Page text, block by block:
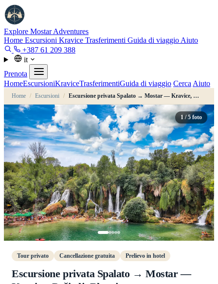
Explore MostarAdventures
Home Escursioni Kravice Trasferimenti Guida di viaggio Aiuto
+387 61 209 388
it
Prenota
HomeEscursioniKraviceTrasferimentiGuida di viaggio Cerca Aiuto
Home / Escursioni / Escursione privata Spalato → Mostar — Kravice, Počitelj, Blagaj
1 / 5 foto
Tour privato Cancellazione gratuita Prelievo in hotel
Escursione privata Spalato → Mostar —